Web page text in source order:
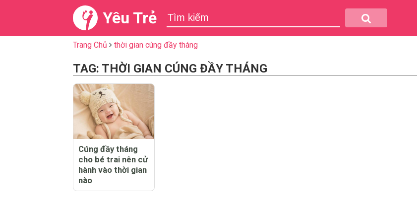
Yêu Trẻ
Trang Chủ thời gian cúng đầy tháng
TAG: THỜI GIAN CÚNG ĐẦY THÁNG
Cúng đầy tháng
cho bé trai nên cử
hành vào thời gian
nào